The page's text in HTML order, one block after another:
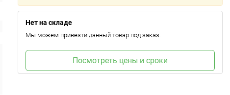
Нет на складе
Мы можем привезти данный товар под заказ.
Посмотреть цены и сроки